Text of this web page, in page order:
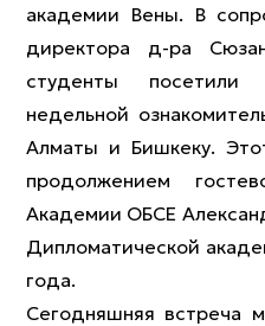
академии Вены. В
директора д-ра
студенты
недельной
Алматы и Бишкеку.
продолжением
Академии ОБСЕ
Дипломатической
года.
Сегодняшняя встреча